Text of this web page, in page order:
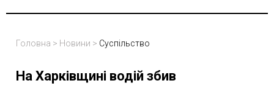
Головна > Новини > Суспільство
На Харківщині водій збив